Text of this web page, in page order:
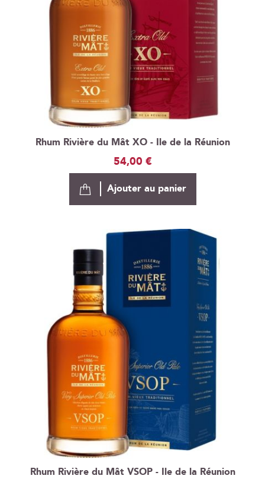
Rhum Rivière du Mât XO - Ile de la Réunion
54,00 €
Ajouter au panier
Rhum Rivière du Mât VSOP - Ile de la Réunion